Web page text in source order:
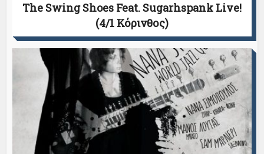
The Swing Shoes Feat. Sugarhspank Live!
(4/1 Κόρινθος)